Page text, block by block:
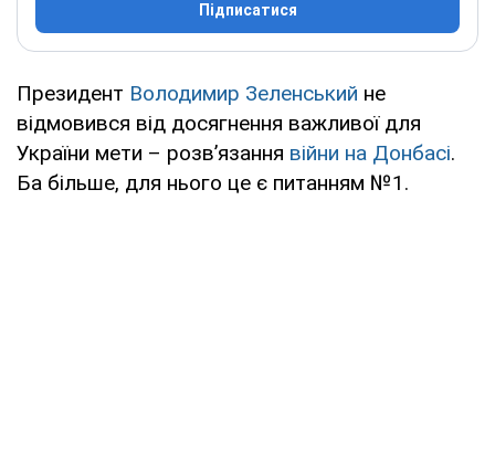
Підписатися
Президент Володимир Зеленський не
відмовився від досягнення важливої для
України мети – розв’язання війни на Донбасі.
Ба більше, для нього це є питанням №1.